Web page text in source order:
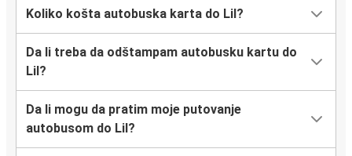
Koliko košta autobuska karta do Lil?
Da li treba da odštampam autobusku kartu do
Lil?
Da li mogu da pratim moje putovanje
autobusom do Lil?